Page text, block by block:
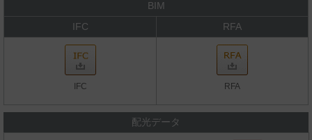
BIM
IFC
RFA
IFC RFA
配光データ